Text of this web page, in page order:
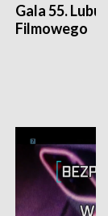
Gala 55.
Filmowego